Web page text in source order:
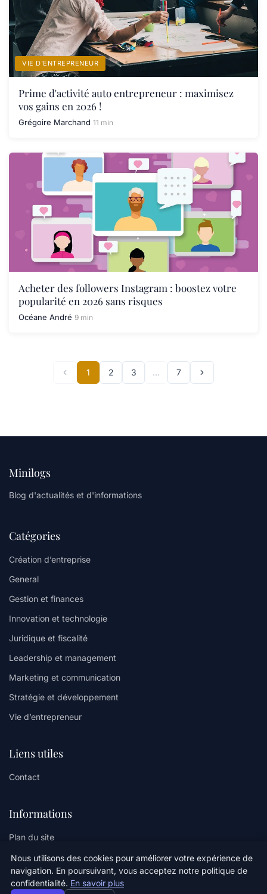
VIE D’ENTREPRENEUR
Prime d'activité auto entrepreneur : maximisez
vos gains en 2026 !
Grégoire Marchand 11 min
Acheter des followers Instagram : boostez votre
popularité en 2026 sans risques
Océane André 9 min
1 2 3 … 7
Minilogs
Blog d'actualités et d'informations
Catégories
Création d’entreprise
General
Gestion et finances
Innovation et technologie
Juridique et fiscalité
Leadership et management
Marketing et communication
Stratégie et développement
Vie d’entrepreneur
Liens utiles
Contact
Informations
Plan du site
© 2026 Minilogs. Tous droits réservés.
Nous utilisons des cookies pour améliorer votre expérience de
navigation. En poursuivant, vous acceptez notre politique de
confidentialité. En savoir plus